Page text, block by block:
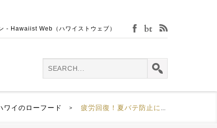
- Hawaiist Web（ハワイストウェブ） facebookbijin-tokei
ワイのローフード > 疲労回復！夏バテ防止にぴったりなローボルシチ